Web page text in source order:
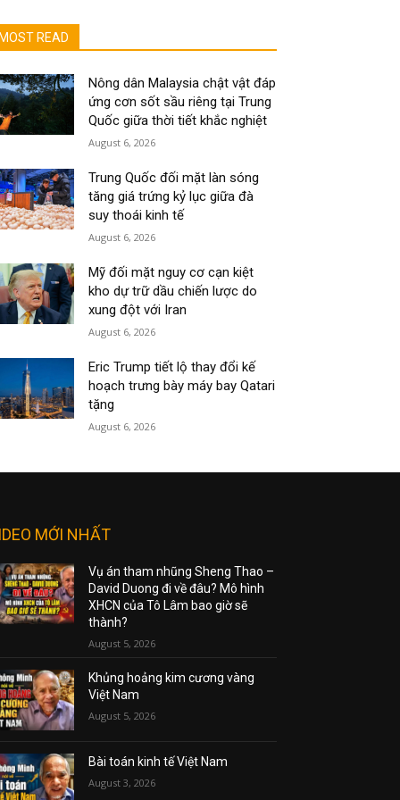
MOST READ
Nông dân Malaysia chật vật đáp
ứng cơn sốt sầu riêng tại Trung
Quốc giữa thời tiết khắc nghiệt
August 6, 2026
Trung Quốc đối mặt làn sóng
tăng giá trứng kỷ lục giữa đà
suy thoái kinh tế
August 6, 2026
Mỹ đối mặt nguy cơ cạn kiệt
kho dự trữ dầu chiến lược do
xung đột với Iran
August 6, 2026
Eric Trump tiết lộ thay đổi kế
hoạch trưng bày máy bay Qatari
tặng
August 6, 2026
MỚI NHẤT
Vụ án tham nhũng Sheng Thao –
David Duong đi về đâu? Mô hình
XHCN của Tô Lâm bao giờ sẽ
thành?
August 5, 2026
Khủng hoảng kim cương vàng
Việt Nam
August 5, 2026
Bài toán kinh tế Việt Nam
August 3, 2026